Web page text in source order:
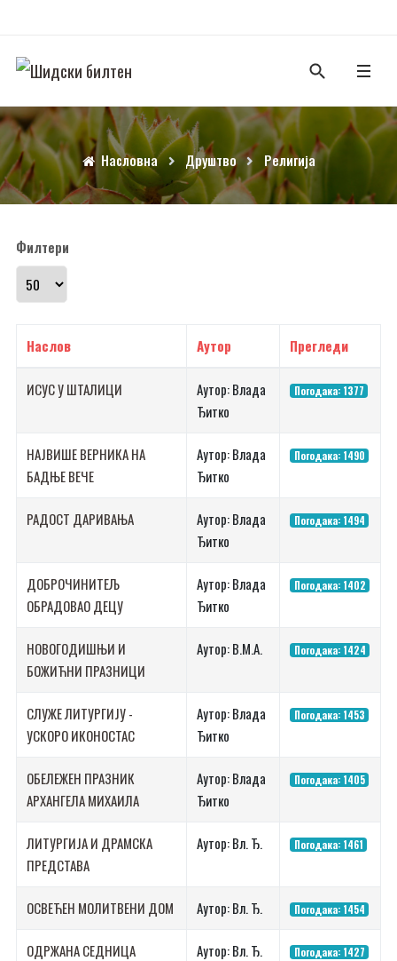
Насловна Друштво Религија
Филтери
Прикажи број
Наслов Аутор Прегледи
ИСУС У ШТАЛИЦИ
Аутор: Влада
Ђитко
Погодака: 1377
НАЈВИШЕ ВЕРНИКА НА
БАДЊЕ ВЕЧЕ
Аутор: Влада
Ђитко
Погодака: 1490
РАДОСТ ДАРИВАЊА
Аутор: Влада
Ђитко
Погодака: 1494
ДОБРОЧИНИТЕЉ
ОБРАДОВАО ДЕЦУ
Аутор: Влада
Ђитко
Погодака: 1402
НОВОГОДИШЊИ И
БОЖИЋНИ ПРАЗНИЦИ
Аутор: В.М.А. Погодака: 1424
СЛУЖЕ ЛИТУРГИЈУ -
УСКОРО ИКОНОСТАС
Аутор: Влада
Ђитко
Погодака: 1453
ОБЕЛЕЖЕН ПРАЗНИК
АРХАНГЕЛА МИХАИЛА
Аутор: Влада
Ђитко
Погодака: 1405
ЛИТУРГИЈА И ДРАМСКА
ПРЕДСТАВА
Аутор: Вл. Ђ. Погодака: 1461
ОСВЕЋЕН МОЛИТВЕНИ ДОМ Аутор: Вл. Ђ. Погодака: 1454
ОДРЖАНА СЕДНИЦА
Аутор: Вл. Ђ. Погодака: 1427